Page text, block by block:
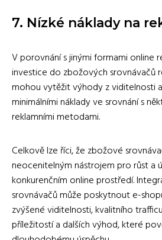
7. Nízké náklady na
V porovnání s jinými formami online
investice do zbožových srovnávačů
mohou vytěžit výhody z viditelnosti
minimálními náklady ve srovnání s
reklamními metodami.
Celkově lze říci, že zbožové
neocenitelným nástrojem pro růst a
konkurenčním online prostředí.
srovnávačů může poskytnout e-
zvýšené viditelnosti, kvalitního
příležitostí a dalších výhod, které